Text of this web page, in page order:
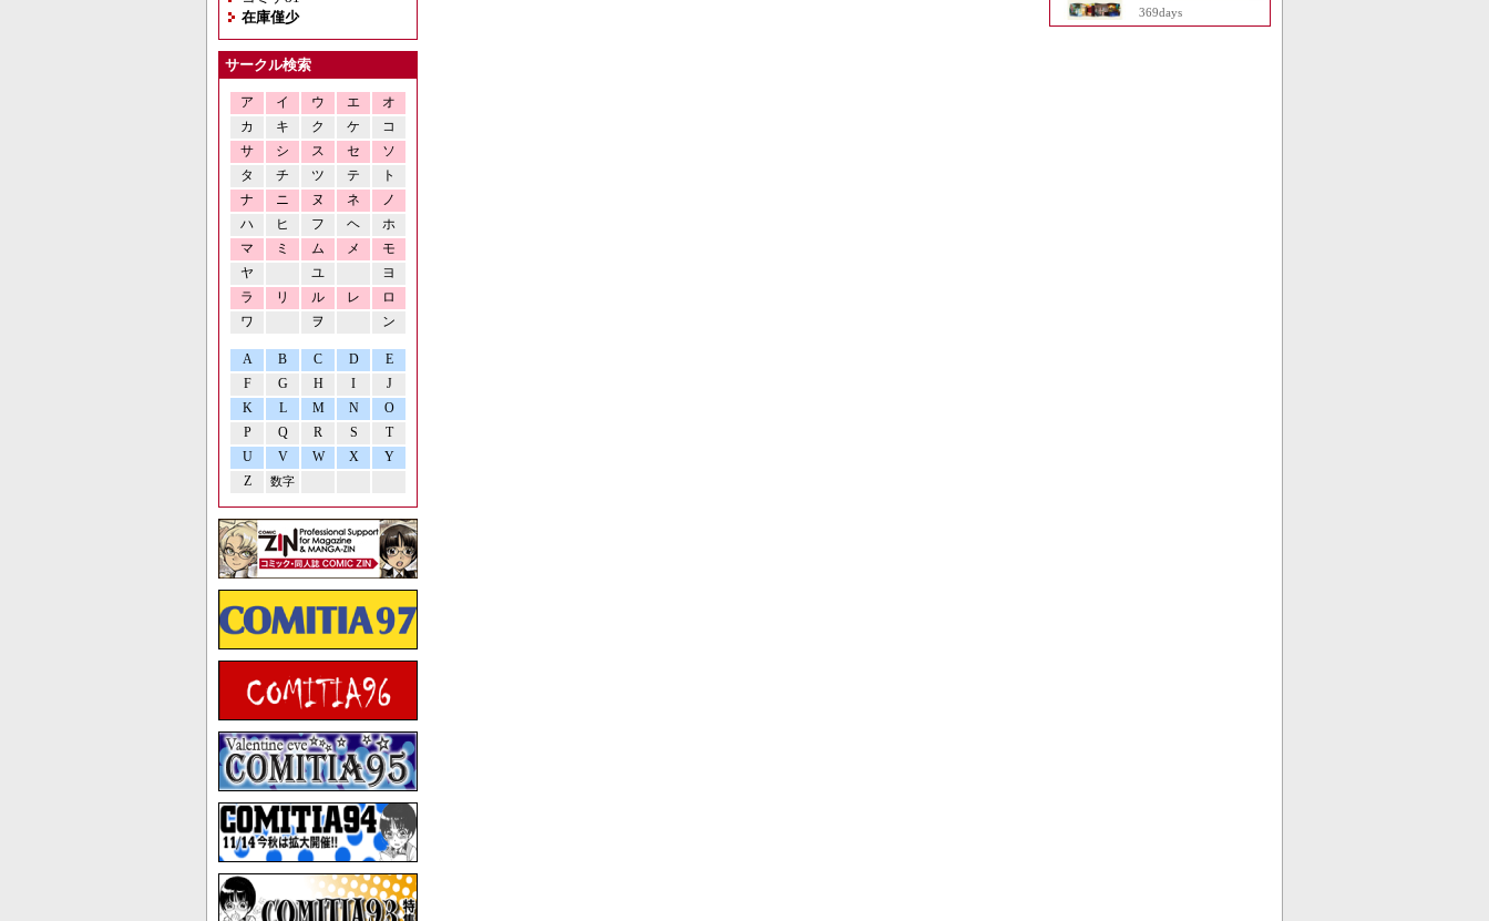
在庫僅少
サークル検索
ア イ ウ エ
オ
カ
キ ク ケ
コ
サ
シ ス セ
ソ
タ
チ ツ テ
ト
ナ
ニ ヌ ネ
ノ
ハ
ヒ フ ヘ
ホ
マ
ミ ム メ
モ
ヤ
ユ
ヨ
ラ
リ ル レ
ロ
ワ
ヲ ン
A B C D
E
F
G H I
J
K
L M N
O
P
Q R S
T
U
V W X
Y
Z
数字
369days